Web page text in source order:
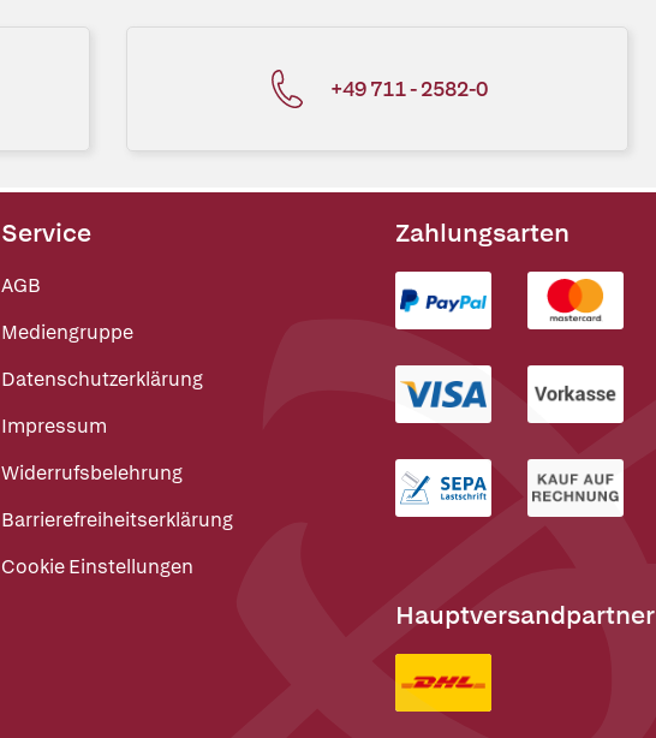
+49 711 - 2582-0
Service
AGB
Mediengruppe
Datenschutzerklärung
Impressum
Widerrufsbelehrung
Barrierefreiheitserklärung
Cookie Einstellungen
Zahlungsarten
Hauptversandpartner